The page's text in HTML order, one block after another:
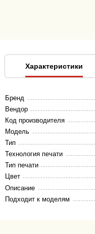
Характеристики
Бренд
Вендор
Код производителя
Модель
Тип
Технология печати
Тип печати
Цвет
Описание
Подходит к моделям